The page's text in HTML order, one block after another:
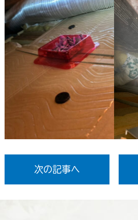
次の記事へ